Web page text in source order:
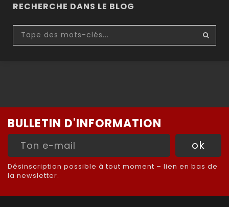
RECHERCHE DANS LE BLOG
BULLETIN D'INFORMATION
Désinscription possible à tout moment – lien en bas de
la newsletter.